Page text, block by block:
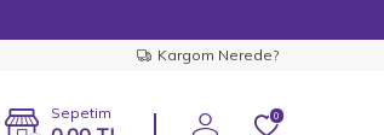
Kargom Nerede?
Sepetim 0